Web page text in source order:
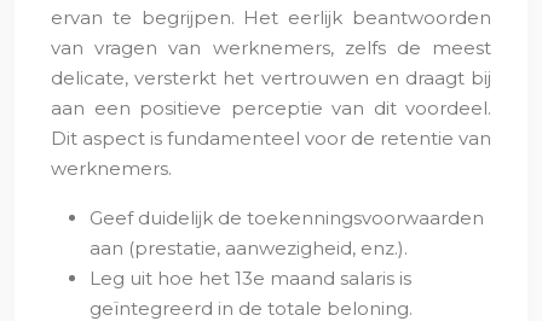
ervan te begrijpen. Het eerlijk beantwoorden
van vragen van werknemers, zelfs de meest
delicate, versterkt het vertrouwen en draagt bij
aan een positieve perceptie van dit voordeel.
Dit aspect is fundamenteel voor de retentie van
werknemers.
Geef duidelijk de toekenningsvoorwaarden
aan (prestatie, aanwezigheid, enz.).
Leg uit hoe het 13e maand salaris is
geïntegreerd in de totale beloning.